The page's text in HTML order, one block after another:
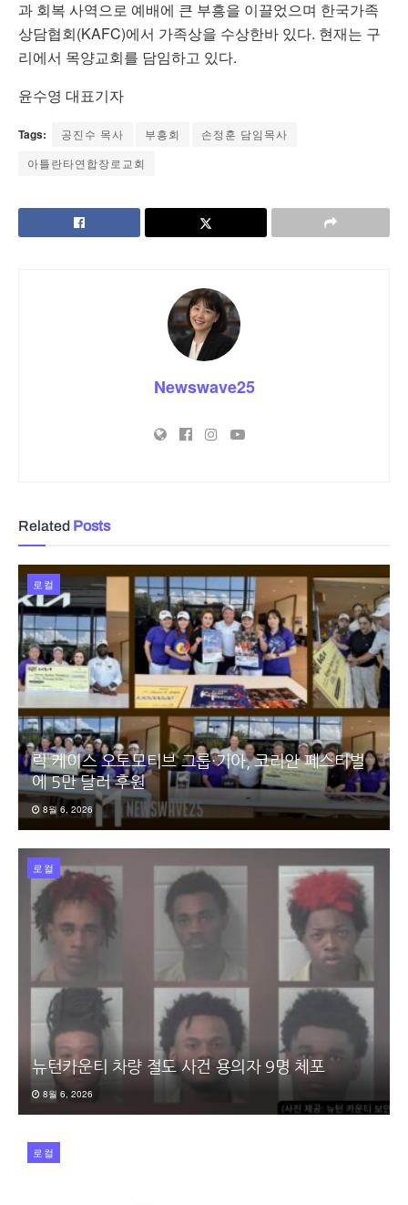
과 회복 사역으로 예배에 큰 부흥을 이끌었으며 한국가족
상담협회(KAFC)에서 가족상을 수상한바 있다. 현재는 구
리에서 목양교회를 담임하고 있다.
윤수영 대표기자
Tags: 공진수 목사 부흥회
손정훈 담임목사
아틀란타연합장로교회
Newswave25
Related Posts
로컬
릭 케이스 오토모티브 그룹·기아, 코리안 페스티벌
에 5만 달러 후원
8월 6, 2026
로컬
뉴턴카운티 차량 절도 사건 용의자 9명 체포
8월 6, 2026
로컬